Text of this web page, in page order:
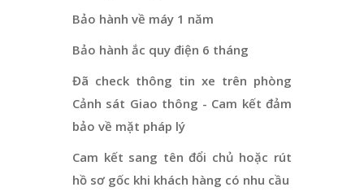
Bảo hành về máy 1 năm
Bảo hành ắc quy điện 6 tháng
Đã check thông tin xe trên phòng
Cảnh sát Giao thông - Cam kết đảm
bảo về mặt pháp lý
Cam kết sang tên đổi chủ hoặc rút
hồ sơ gốc khi khách hàng có nhu cầu